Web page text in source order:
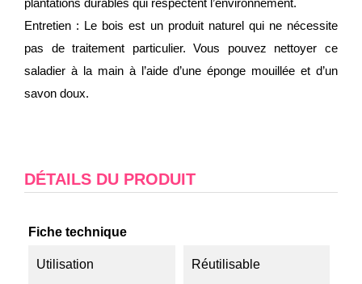
plantations durables qui respectent l’environnement.
Entretien : Le bois est un produit naturel qui ne nécessite
pas de traitement particulier. Vous pouvez nettoyer ce
saladier à la main à l’aide d’une éponge mouillée et d’un
savon doux.
DÉTAILS DU PRODUIT
Fiche technique
Utilisation Réutilisable